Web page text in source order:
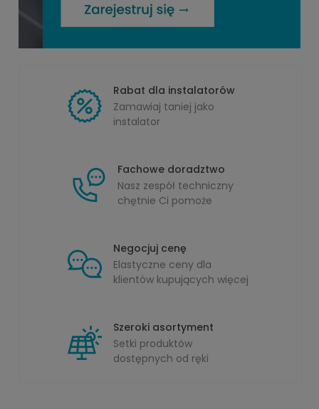
Rabat dla instalatorów
Zamawiaj taniej jako
instalator
Fachowe doradztwo
Nasz zespół techniczny
chętnie Ci pomoże
Negocjuj cenę
Elastyczne ceny dla
klientów kupujących więcej
Szeroki asortyment
Setki produktów
dostępnych od ręki